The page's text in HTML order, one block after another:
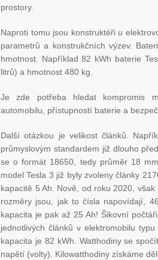
prostory.
Naproti tomu jsou konstruktéři u
parametrů a konstrukčních výzev.
hmotnost. Například 82 kWh baterie
litrů) a hmotnost 480 kg.
Je zde potřeba hledat kompromis
automobilu, přístupností baterie a
Další otázkou je velikost článků.
průmyslovým standardem již dlouho
se o formát 18650, tedy průměr 18
model Tesla 3 již byly zvoleny články
kapacitě 5 Ah. Nově, od roku 2020,
rozměry jsou, jak to čísla napovídají,
kapacita je pak až 25 Ah! Šikovní
jednotlivých článků v elektromobilu
kapacita je 82 kWh. Watthodiny se
napětí (volty). Kilowatthodiny získáme